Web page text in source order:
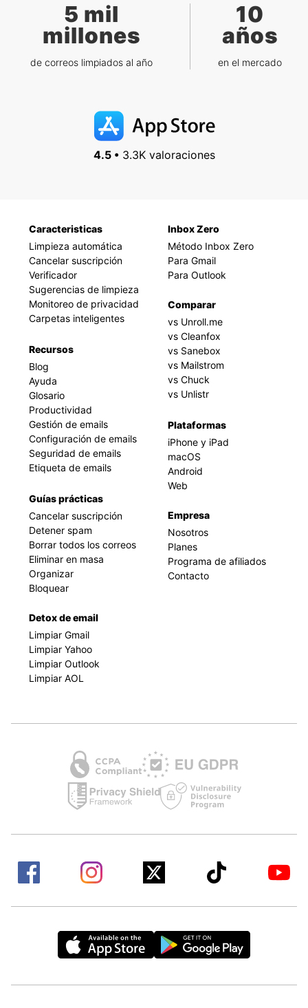
5 mil
millones
de correos limpiados al año
10
años
en el mercado
4.5 •3.3K valoraciones
Caracteristicas
Limpieza automática
Cancelar suscripción
Verificador
Sugerencias de limpieza
Monitoreo de privacidad
Carpetas inteligentes
Recursos
Blog
Ayuda
Glosario
Productividad
Gestión de emails
Configuración de emails
Seguridad de emails
Etiqueta de emails
Guías prácticas
Cancelar suscripción
Detener spam
Borrar todos los correos
Eliminar en masa
Organizar
Bloquear
Detox de email
Limpiar Gmail
Limpiar Yahoo
Limpiar Outlook
Limpiar AOL
Inbox Zero
Método Inbox Zero
Para Gmail
Para Outlook
Comparar
vs Unroll.me
vs Cleanfox
vs Sanebox
vs Mailstrom
vs Chuck
vs Unlistr
Plataformas
iPhone y iPad
macOS
Android
Web
Empresa
Nosotros
Planes
Programa de afiliados
Contacto